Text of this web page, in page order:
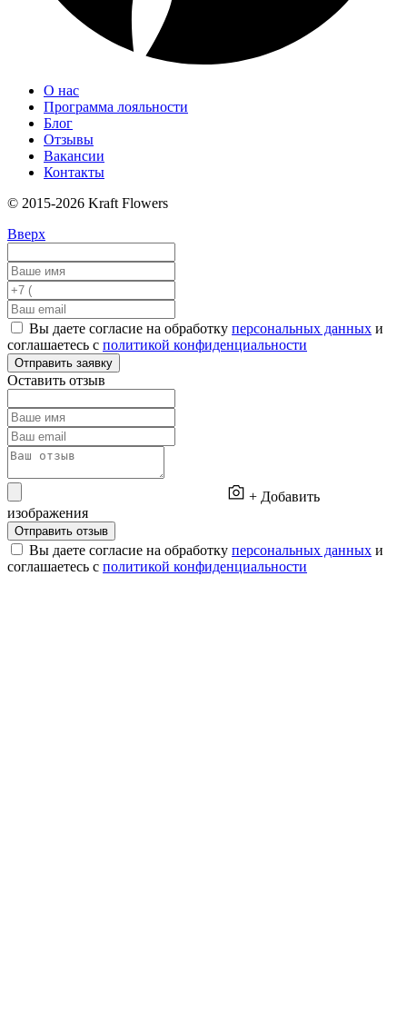
О нас
Программа лояльности
Блог
Отзывы
Вакансии
Контакты
© 2015-2026 Kraft Flowers
Вверх
Вы даете согласие на обработку персональных данных и
соглашаетесь с политикой конфиденциальности
Отправить заявку
Оставить отзыв
+ Добавить
изображения
Отправить отзыв
Вы даете согласие на обработку персональных данных и
соглашаетесь с политикой конфиденциальности